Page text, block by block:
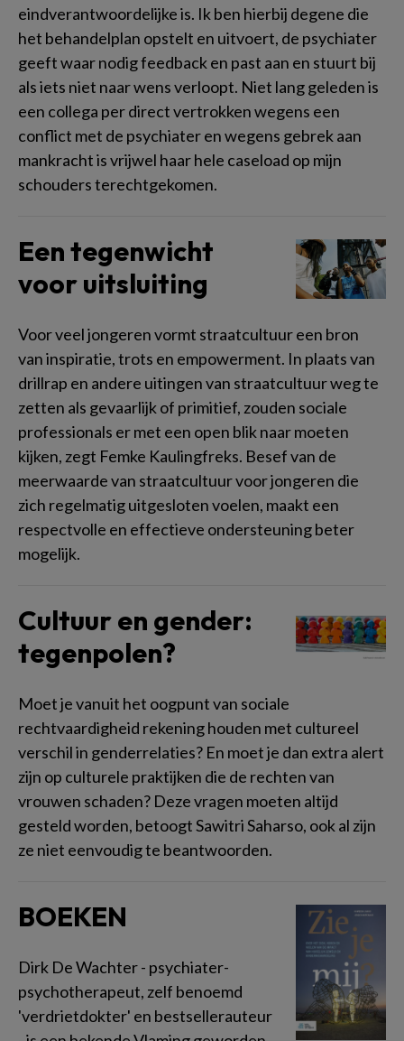
eindverantwoordelijke is. Ik ben hierbij degene die
het behandelplan opstelt en uitvoert, de psychiater
geeft waar nodig feedback en past aan en stuurt bij
als iets niet naar wens verloopt. Niet lang geleden is
een collega per direct vertrokken wegens een
conflict met de psychiater en wegens gebrek aan
mankracht is vrijwel haar hele caseload op mijn
schouders terechtgekomen.
Een tegenwicht
voor uitsluiting
Voor veel jongeren vormt straatcultuur een bron
van inspiratie, trots en empowerment. In plaats van
drillrap en andere uitingen van straatcultuur weg te
zetten als gevaarlijk of primitief, zouden sociale
professionals er met een open blik naar moeten
kijken, zegt Femke Kaulingfreks. Besef van de
meerwaarde van straatcultuur voor jongeren die
zich regelmatig uitgesloten voelen, maakt een
respectvolle en effectieve ondersteuning beter
mogelijk.
Cultuur en gender:
tegenpolen?
Moet je vanuit het oogpunt van sociale
rechtvaardigheid rekening houden met cultureel
verschil in genderrelaties? En moet je dan extra alert
zijn op culturele praktijken die de rechten van
vrouwen schaden? Deze vragen moeten altijd
gesteld worden, betoogt Sawitri Saharso, ook al zijn
ze niet eenvoudig te beantwoorden.
BOEKEN
Dirk De Wachter - psychiater-
psychotherapeut, zelf benoemd
'verdrietdokter' en bestsellerauteur